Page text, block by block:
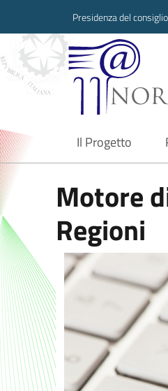
Presidenza del
Il Progetto
current
Motore
Regioni